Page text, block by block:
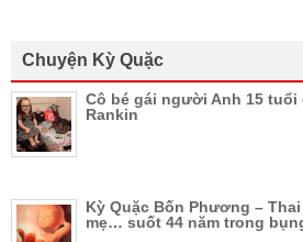
Chuyện Kỳ Quặc
Cô bé gái người Anh 15 tuổi
Rankin
Kỳ Quặc Bốn Phương –
mẹ… suốt 44 năm trong